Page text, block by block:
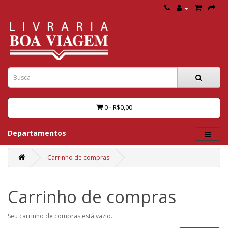
0 - R$0,00
Departamentos
Carrinho de compras
Carrinho de compras
Seu carrinho de compras está vazio.